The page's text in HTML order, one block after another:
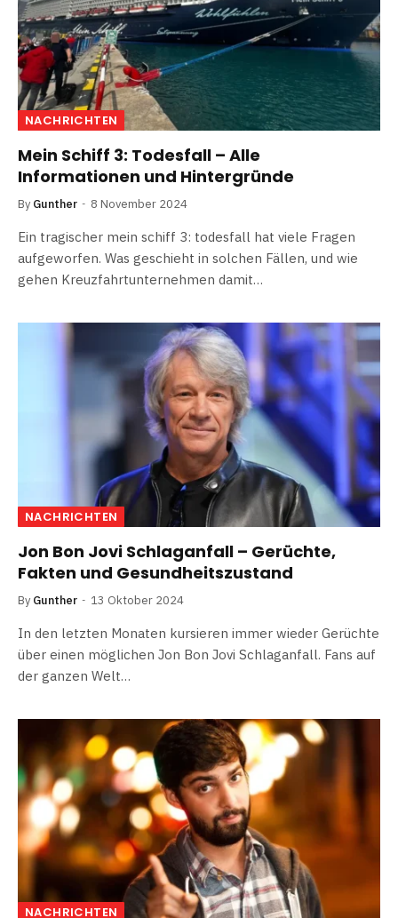
NACHRICHTEN
Mein Schiff 3: Todesfall – Alle
Informationen und Hintergründe
By Gunther 8 November 2024
Ein tragischer mein schiff 3: todesfall hat viele Fragen
aufgeworfen. Was geschieht in solchen Fällen, und wie
gehen Kreuzfahrtunternehmen damit…
NACHRICHTEN
Jon Bon Jovi Schlaganfall – Gerüchte,
Fakten und Gesundheitszustand
By Gunther 13 Oktober 2024
In den letzten Monaten kursieren immer wieder Gerüchte
über einen möglichen Jon Bon Jovi Schlaganfall. Fans auf
der ganzen Welt…
NACHRICHTEN